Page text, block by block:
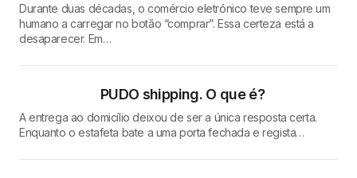
Durante duas décadas, o comércio eletrónico teve sempre um
humano a carregar no botão “comprar”. Essa certeza está a
desaparecer. Em…
PUDO shipping. O que é?
A entrega ao domicílio deixou de ser a única resposta certa.
Enquanto o estafeta bate a uma porta fechada e regista…